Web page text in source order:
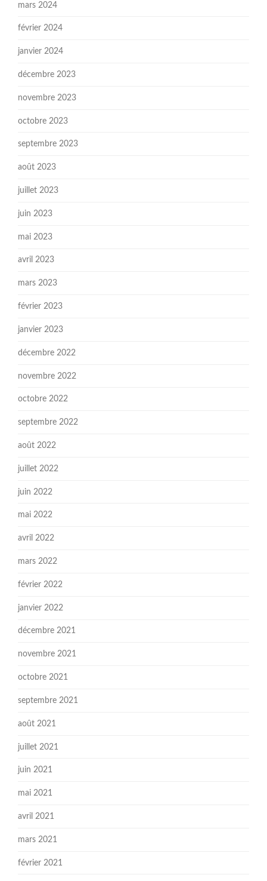
mars 2024
février 2024
janvier 2024
décembre 2023
novembre 2023
octobre 2023
septembre 2023
août 2023
juillet 2023
juin 2023
mai 2023
avril 2023
mars 2023
février 2023
janvier 2023
décembre 2022
novembre 2022
octobre 2022
septembre 2022
août 2022
juillet 2022
juin 2022
mai 2022
avril 2022
mars 2022
février 2022
janvier 2022
décembre 2021
novembre 2021
octobre 2021
septembre 2021
août 2021
juillet 2021
juin 2021
mai 2021
avril 2021
mars 2021
février 2021